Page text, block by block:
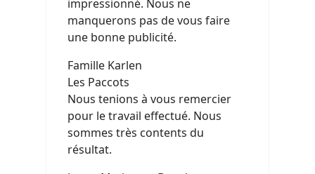
impressionné. Nous ne
manquerons pas de vous faire
une bonne publicité.
Famille Karlen
Les Paccots
Nous tenions à vous remercier
pour le travail effectué. Nous
sommes très contents du
résultat.